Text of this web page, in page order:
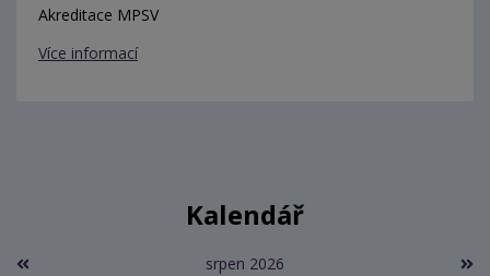
Akreditace MPSV
Více informací
Kalendář
srpen 2026